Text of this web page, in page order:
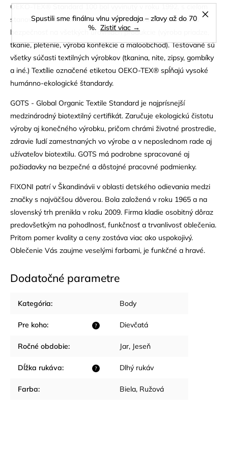
Spustili sme finálnu vlnu výpredaja – zľavy až do 70
%. Zistiť viac →
OEKO-TEX® Standard 100 bol vyvinutý v roku 1992, s cieľom
stanovenia medzinárodných kritérií pre kvalitu a zdravotnú
bezpečnosť na všetkých úrovniach produkcie (výroba priadze,
tkanie, pletenie, výroba konfekcie a maloobchod). Testované sú
všetky súčasti textilných výrobkov (tkanina, nite, zipsy, gombíky
a iné.) Textílie označené etiketou OEKO-TEX® spĺňajú vysoké
humánno-ekologické štandardy.
GOTS - Global Organic Textile Standard je najprísnejší
medzinárodný biotextilný certifikát. Zaručuje ekologickú čistotu
výroby aj konečného výrobku, pričom chrámi životné prostredie,
zdravie ľudí zamestnaných vo výrobe a v neposlednom rade aj
užívateľov biotextilu. GOTS má podrobne spracované aj
požiadavky na bezpečné a dôstojné pracovné podmienky.
FIXONI patrí v Škandinávii v oblasti detského odievania medzi
značky s najväčšou dôverou. Bola založená v roku 1965 a na
slovenský trh prenikla v roku 2009. Firma kladie osobitný dôraz
predovšetkým na pohodlnosť, funkčnosť a trvanlivosť oblečenia.
Pritom pomer kvality a ceny zostáva viac ako uspokojivý.
Oblečenie Vás zaujme veselými farbami, je funkčné a hravé.
Dodatočné parametre
Kategória: Body
?
Pre koho: Dievčatá
Ročné obdobie: Jar, Jeseň
?
Dĺžka rukáva: Dlhý rukáv
Farba: Biela, Ružová